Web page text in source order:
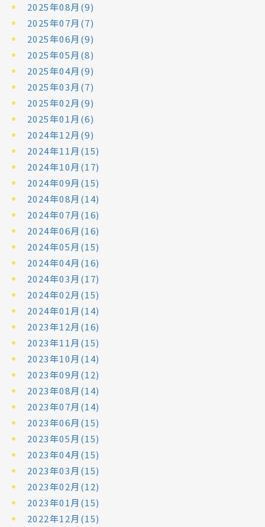
2025年08月(9)
2025年07月(7)
2025年06月(9)
2025年05月(8)
2025年04月(9)
2025年03月(7)
2025年02月(9)
2025年01月(6)
2024年12月(9)
2024年11月(15)
2024年10月(17)
2024年09月(15)
2024年08月(14)
2024年07月(16)
2024年06月(16)
2024年05月(15)
2024年04月(16)
2024年03月(17)
2024年02月(15)
2024年01月(14)
2023年12月(16)
2023年11月(15)
2023年10月(14)
2023年09月(12)
2023年08月(14)
2023年07月(14)
2023年06月(15)
2023年05月(15)
2023年04月(15)
2023年03月(15)
2023年02月(12)
2023年01月(15)
2022年12月(15)